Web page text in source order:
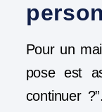
Pour un
pose est
continuer